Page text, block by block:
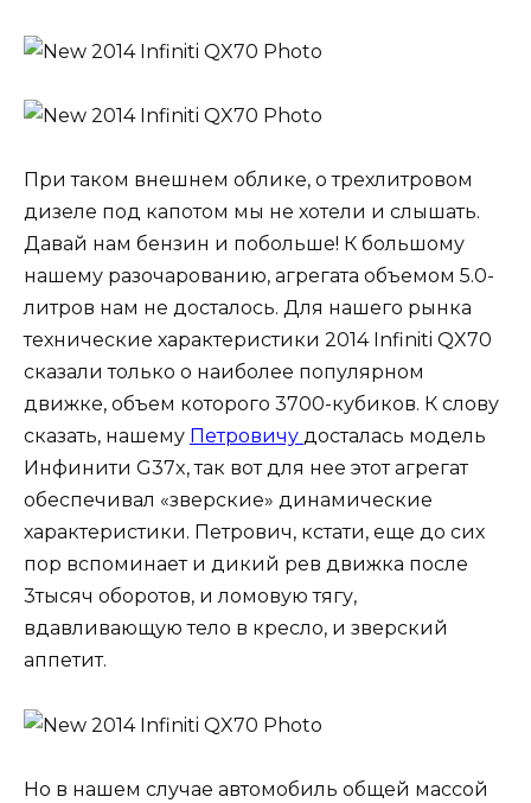
При таком внешнем облике, о трехлитровом
дизеле под капотом мы не хотели и слышать.
Давай нам бензин и побольше! К большому
нашему разочарованию, агрегата объемом 5.0-
литров нам не досталось. Для нашего рынка
технические характеристики 2014 Infiniti QX70
сказали только о наиболее популярном
движке, объем которого 3700-кубиков. К слову
сказать, нашему Петровичу досталась модель
Инфинити G37x, так вот для нее этот агрегат
обеспечивал «зверские» динамические
характеристики. Петрович, кстати, еще до сих
пор вспоминает и дикий рев движка после
3тысяч оборотов, и ломовую тягу,
вдавливающую тело в кресло, и зверский
аппетит.
Но в нашем случае автомобиль общей массой